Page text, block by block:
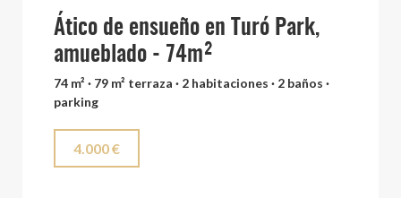
Ático de ensueño en Turó Park,
amueblado - 74m²
74 m² · 79 m² terraza · 2 habitaciones · 2 baños ·
parking
4.000 €